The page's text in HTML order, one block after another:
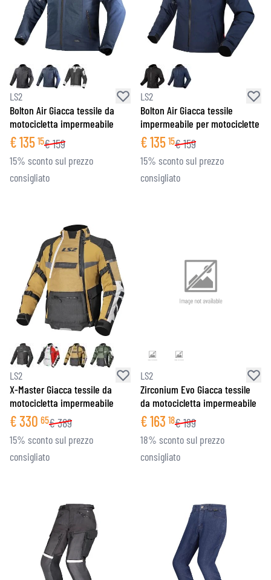
LS2
Bolton Air Giacca tessile da
motocicletta impermeabile
€135 15€159
15% sconto sul prezzo
consigliato
LS2
Bolton Air Giacca tessile
impermeabile per motociclette
€135 15€159
15% sconto sul prezzo
consigliato
LS2
X-Master Giacca tessile da
motocicletta impermeabile
€330 65€389
15% sconto sul prezzo
consigliato
LS2
Zirconium Evo Giacca tessile
da motocicletta impermeabile
€163 18€199
18% sconto sul prezzo
consigliato